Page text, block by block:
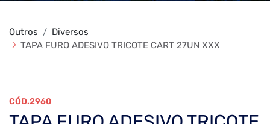
Outros
Diversos
TAPA FURO ADESIVO TRICOTE CART 27UN XXX
2960